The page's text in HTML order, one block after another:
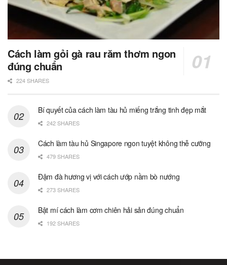
Cách làm gỏi gà rau răm thơm ngon
đúng chuẩn
224 SHARES
Bí quyết của cách làm tàu hủ miếng trắng tinh đẹp mắt
242 SHARES
Cách làm tàu hủ Singapore ngon tuyệt không thễ cưỡng
479 SHARES
Đậm đà hương vị với cách ướp nầm bò nướng
273 SHARES
Bật mí cách làm cơm chiên hải sản đúng chuẩn
192 SHARES